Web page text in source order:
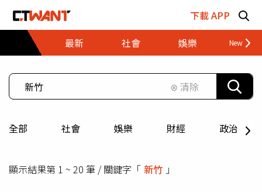
下載 APP
最新
社會 娛樂 財經
⊗ 清除
全部 社會 娛樂 財經 政治
顯示結果第 1 ~ 20 筆 / 關鍵字「 新竹 」